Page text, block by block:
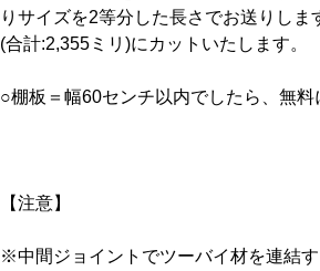
りサイズを2等分した長さでお送りし
(合計:2,355ミリ)にカットいたします。
○棚板＝幅60センチ以内でしたら、無料
【注意】
※中間ジョイントでツーバイ材を連結